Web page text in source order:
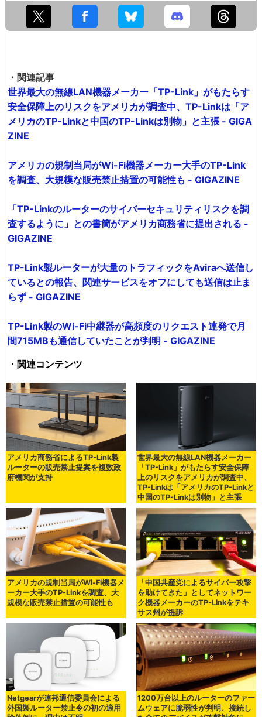
・関連記事
世界最大の無線LAN機器メーカー「TP-Link」がもたらす
安全保障上のリスクをアメリカが調査中、TP-Linkは「ア
メリカのTP-Linkと中国のTP-Linkは別物」と主張 - GIGA
ZINE
アメリカの規制当局がWi-Fi機器メーカー大手のTP-Link
を調査、大規模な販売禁止措置の可能性も - GIGAZINE
「TP-Linkのルーターのサイバーセキュリティリスクを調
査するように」との書簡がアメリカ商務省に提出される -
GIGAZINE
TP-Link製ルーターが大量のトラフィックをAviraへ送信し
ているとの報告、関連サービスをオフにしても送信は止ま
らず - GIGAZINE
TP-Link製のWi-Fi中継器が高頻度のリクエスト連発で月
間715MBも通信していたことが判明 - GIGAZINE
・関連コンテンツ
アメリカ商務省によるTP-Link製
ルーターの販売禁止提案を複数政
府機関が支持
世界最大の無線LAN機器メーカー
「TP-Link」がもたらす安全保障
上のリスクをアメリカが調査中、
TP-Linkは「アメリカのTP-Linkと
中国のTP-Linkは別物」と主張
アメリカの規制当局がWi-Fi機器メ
ーカー大手のTP-Linkを調査、大
規模な販売禁止措置の可能性も
「中国共産党によるサイバー攻撃
を助けてきた」としてネットワー
ク機器メーカーのTP-Linkをテキ
サス州が提訴
Netgearが連邦通信委員会による
外国製ルーター禁止令の初の適用
1200万台以上のルーターのファー
ムウェアに脆弱性が判明、接続し